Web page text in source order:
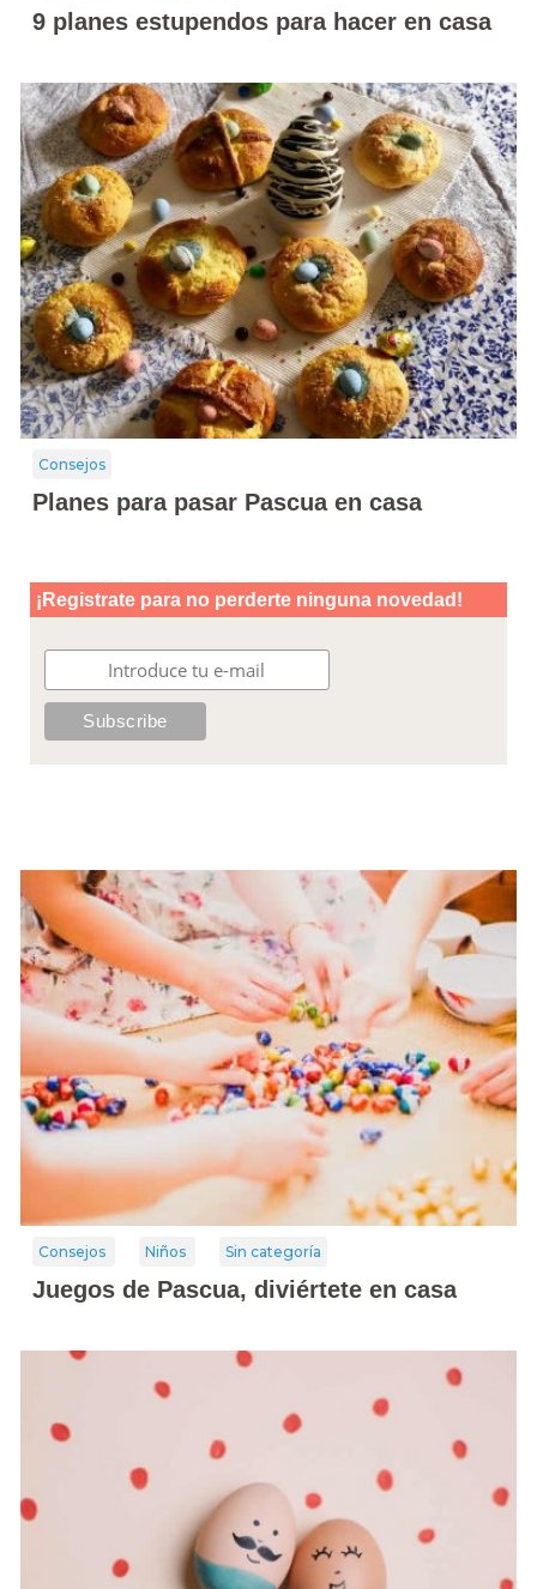
9 planes estupendos para hacer en casa
Consejos
Planes para pasar Pascua en casa
Consejos Niños Sin categoría
Juegos de Pascua, diviértete en casa